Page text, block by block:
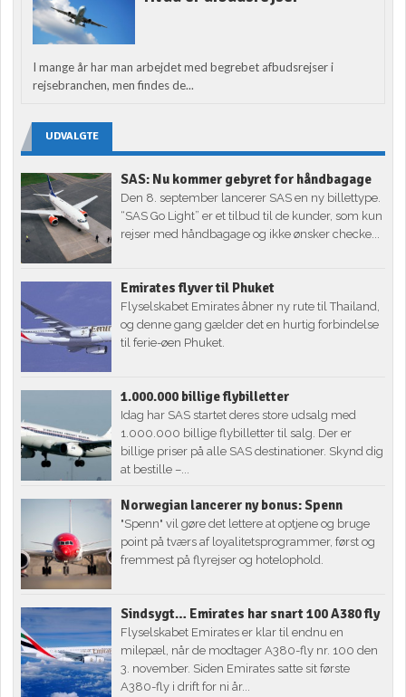
I mange år har man arbejdet med begrebet afbudsrejser i
rejsebranchen, men findes de...
UDVALGTE
SAS: Nu kommer gebyret for håndbagage
Den 8. september lancerer SAS en ny billettype.
“SAS Go Light” er et tilbud til de kunder, som kun
rejser med håndbagage og ikke ønsker checke...
Emirates flyver til Phuket
Flyselskabet Emirates åbner ny rute til Thailand,
og denne gang gælder det en hurtig forbindelse
til ferie-øen Phuket.
1.000.000 billige flybilletter
Idag har SAS startet deres store udsalg med
1.000.000 billige flybilletter til salg. Der er
billige priser på alle SAS destinationer. Skynd dig
at bestille –...
Norwegian lancerer ny bonus: Spenn
"Spenn" vil gøre det lettere at optjene og bruge
point på tværs af loyalitetsprogrammer, først og
fremmest på flyrejser og hotelophold.
Sindsygt… Emirates har snart 100 A380 fly
Flyselskabet Emirates er klar til endnu en
milepæl, når de modtager A380-fly nr. 100 den
3. november. Siden Emirates satte sit første
A380-fly i drift for ni år...